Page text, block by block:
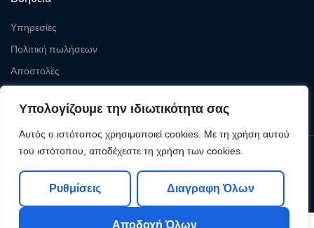
Υπολογίζουμε την ιδιωτικότητα σας
Αυτός ο ιστότοπος χρησιμοποιεί cookies. Με τη χρήση αυτού
του ιστότοπου, αποδέχεστε τη χρήση των cookies.
Ρυθμίσεις Διαγραφη Όλων
Αποδοχή Όλων
Υπηρεσίες
Πολιτική πωλήσεων
Αποστολές
Copyright © 2026Levelcom| Powered by Levelcom